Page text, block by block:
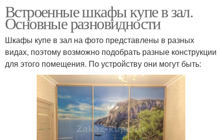
Встроенные шкафы купе в зал.
Основные разновидности
Шкафы купе в зал на фото представлены в разных
видах, поэтому возможно подобрать разные конструкции
для этого помещения. По устройству они могут быть: